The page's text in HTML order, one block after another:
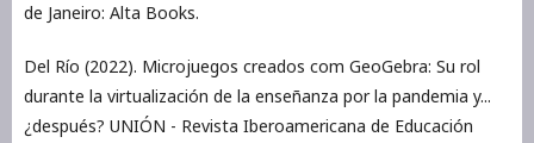
de Janeiro: Alta Books.
Del Río (2022). Microjuegos creados com GeoGebra: Su rol
durante la virtualización de la enseñanza por la pandemia y...
¿después? UNIÓN - Revista Iberoamericana de Educación